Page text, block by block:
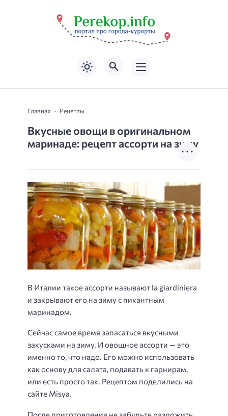
Главная Рецепты
Вкусные овощи в оригинальном
маринаде: рецепт ассорти на зиму
В Италии такое ассорти называют la giardiniera
и закрывают его на зиму с пикантным
маринадом.
Сейчас самое время запасаться вкусными
закусками на зиму. И овощное ассорти — это
именно то, что надо. Его можно использовать
как основу для салата, подавать к гарнирам,
или есть просто так. Рецептом поделились на
сайте Misya.